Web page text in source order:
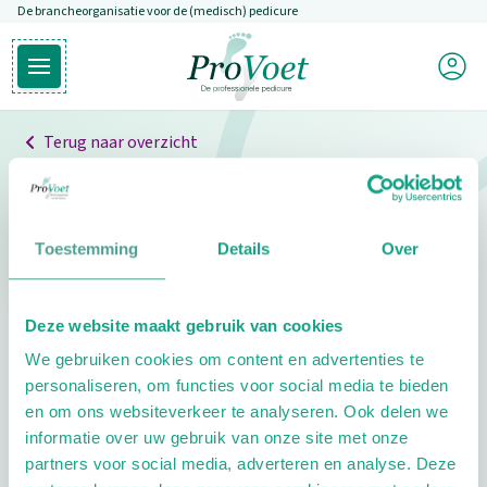
Toestemming Details Over
Deze website maakt gebruik van cookies
We gebruiken cookies om content en advertenties te
personaliseren, om functies voor social media te bieden
en om ons websiteverkeer te analyseren. Ook delen we
informatie over uw gebruik van onze site met onze
partners voor social media, adverteren en analyse. Deze
Overslaan en naar de inhoud gaan
De brancheorganisatie voor de (medisch) pedicure
Open hoofdmenu
Ga naar de homepagina
Mijn
Terug naar overzicht
Professionals
Pedicure niet gevonden
pedicure.